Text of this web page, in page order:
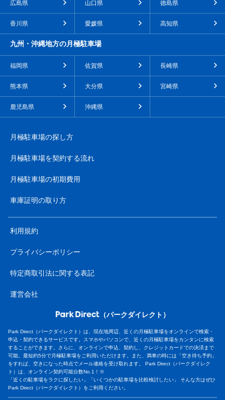
広島県 山口県 徳島県
香川県 愛媛県 高知県
九州・沖縄地方の月極駐車場
福岡県 佐賀県 長崎県
熊本県 大分県 宮崎県
鹿児島県 沖縄県
月極駐車場の探し方
月極駐車場を契約する流れ
月極駐車場の初期費用
車庫証明の取り方
利用規約
プライバシーポリシー
特定商取引法に関する表記
運営会社
（パークダイレクト）
Park Direct（パークダイレクト）は、現在地周辺、近くの月極駐車場をオンラインで検索・
申込・契約できるサービスです。スマホやパソコンで、近くの月極駐車場をカンタンに検索
することができます。さらに、オンラインで申込、契約し、クレジットカードでの決済まで
可能。最短約5分で月極駐車場をご利用いただけます。また、満車の時には「空き待ち予約」
をすれば、空きになった時点でメール連絡を受け取れます。 Park Direct（パークダイレク
ト）は、オンライン契約可能台数No.1！※
「近くの駐車場をラクに探したい」「いくつかの駐車場を比較検討したい」 そんな方はぜひ
Park Direct（パークダイレクト）をご利用ください。